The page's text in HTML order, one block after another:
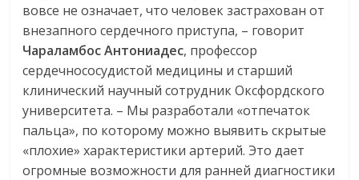
вовсе не означает, что человек застрахован от
внезапного сердечного приступа, – говорит
Чараламбос Антониадес, профессор
сердечнососудистой медицины и старший
клинический научный сотрудник Оксфордского
университета. – Мы разработали «отпечаток
пальца», по которому можно выявить скрытые
«плохие» характеристики артерий. Это дает
огромные возможности для ранней диагностики